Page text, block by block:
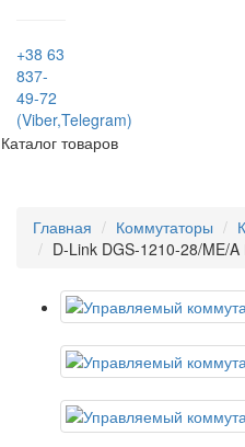
+38 63
837-
49-72
(Viber,Telegram)
Каталог товаров
Главная Коммутаторы
D-Link DGS-1210-28/ME/